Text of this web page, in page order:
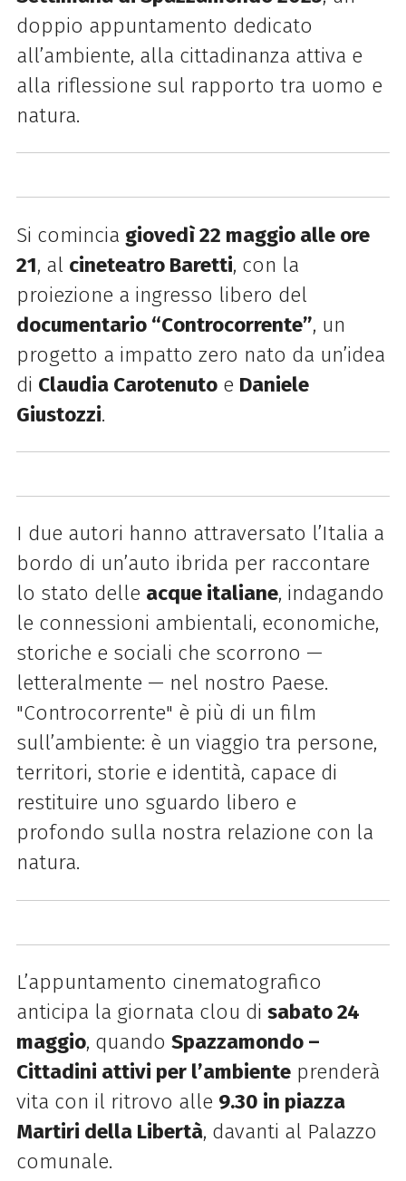
doppio appuntamento dedicato
all’ambiente, alla cittadinanza attiva e
alla riflessione sul rapporto tra uomo e
natura.
Si comincia giovedì 22 maggio alle ore
21, al cineteatro Baretti, con la
proiezione a ingresso libero del
documentario “Controcorrente”, un
progetto a impatto zero nato da un’idea
di Claudia Carotenutoe Daniele
Giustozzi.
I due autori hanno attraversato l’Italia a
bordo di un’auto ibrida per raccontare
lo stato delle acque italiane, indagando
le connessioni ambientali, economiche,
storiche e sociali che scorrono —
letteralmente — nel nostro Paese.
"Controcorrente" è più di un film
sull’ambiente: è un viaggio tra persone,
territori, storie e identità, capace di
restituire uno sguardo libero e
profondo sulla nostra relazione con la
natura.
L’appuntamento cinematografico
anticipa la giornata clou di sabato 24
maggio, quando Spazzamondo –
Cittadini attivi per l’ambienteprenderà
vita con il ritrovo alle 9.30 in piazza
Martiri della Libertà, davanti al Palazzo
comunale.